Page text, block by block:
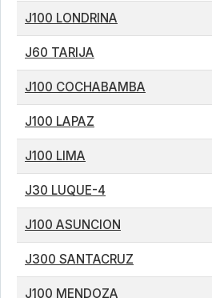
J100 LONDRINA
J60 TARIJA
J100 COCHABAMBA
J100 LAPAZ
J100 LIMA
J30 LUQUE-4
J100 ASUNCION
J300 SANTACRUZ
J100 MENDOZA